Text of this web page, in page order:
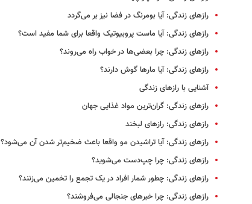
رازهای زندگی: آیا بومرنگ در فضا نیز بر می‌گردد
رازهای زندگی: آیا ماست پروبیوتیک واقعا برای شما مفید است؟
رازهای زندگی: چرا بعضی‌ها در خواب راه می‌‌روند؟
رازهای زندگی: آیا مارها گوش دارند؟
آشنایی با رازهای زندگی
رازهای زندگی: گران‌ترین مواد غذایی جهان
رازهای زندگی: رازهای لبخند
رازهای زندگی: آیا تراشیدن مو واقعا باعث ضخیم‌تر شدن آن می‌شود؟
رازهای زندگی: چرا چپ‌‌دست می‌شوید؟
رازهای زندگی: چطور شمار افراد در یک تجمع را تخمین می‌زنند؟
رازهای زندگی: چرا خبرهای جنجالی می‌‌فروشند؟